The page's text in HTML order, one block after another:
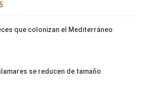
que colonizan el Mediterráneo
se reducen de tamaño